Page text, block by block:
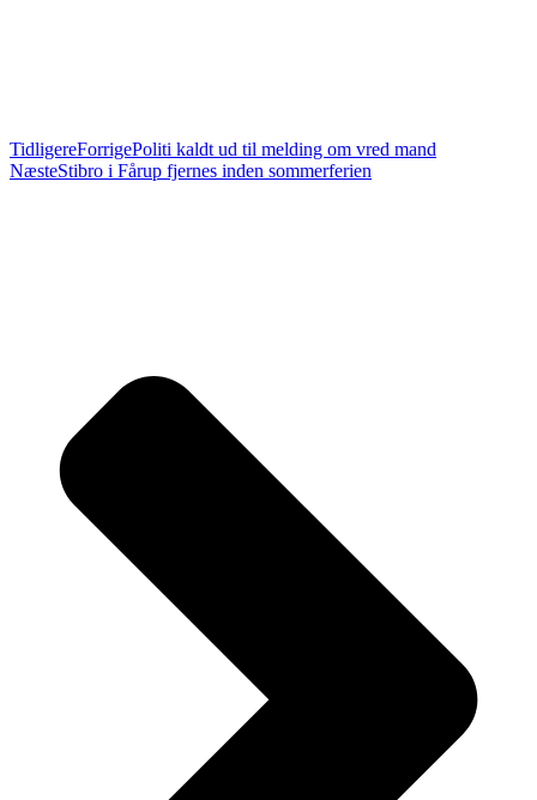
TidligereForrigePoliti kaldt ud til melding om vred mand
NæsteStibro i Fårup fjernes inden sommerferien